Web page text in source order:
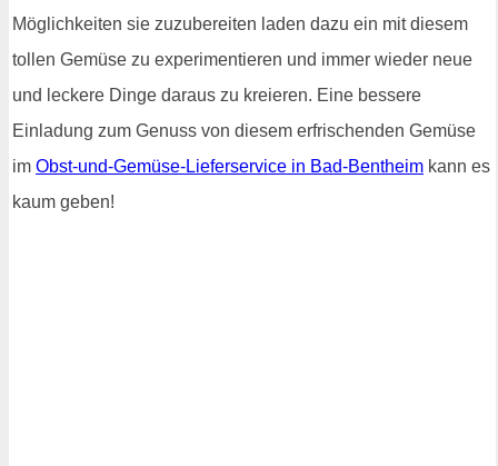
Möglichkeiten sie zuzubereiten laden dazu ein mit diesem
tollen Gemüse zu experimentieren und immer wieder neue
und leckere Dinge daraus zu kreieren. Eine bessere
Einladung zum Genuss von diesem erfrischenden Gemüse
im Obst-und-Gemüse-Lieferservice in Bad-Bentheim kann es
kaum geben!